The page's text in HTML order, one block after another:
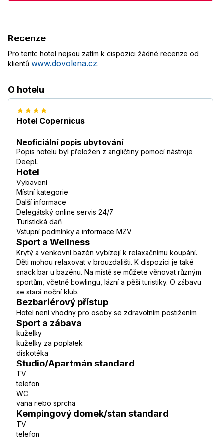
Recenze
Pro tento hotel nejsou zatím k dispozici žádné recenze od
klientů www.dovolena.cz.
O hotelu
Hotel Copernicus
Neoficiální popis ubytování
Popis hotelu byl přeložen z angličtiny pomocí nástroje
DeepL
Hotel
Vybavení
Místní kategorie
Další informace
Delegátský online servis 24/7
Turistická daň
Vstupní podmínky a informace MZV
Sport a Wellness
Krytý a venkovní bazén vybízejí k relaxačnímu koupání.
Děti mohou relaxovat v brouzdališti. K dispozici je také
snack bar u bazénu. Na místě se můžete věnovat různým
sportům, včetně bowlingu, lázní a pěší turistiky. O zábavu
se stará noční klub.
Bezbariérový přístup
Hotel není vhodný pro osoby se zdravotním postižením
Sport a zábava
kuželky
kuželky za poplatek
diskotéka
Studio/Apartmán standard
TV
telefon
WC
vana nebo sprcha
Kempingový domek/stan standard
TV
telefon